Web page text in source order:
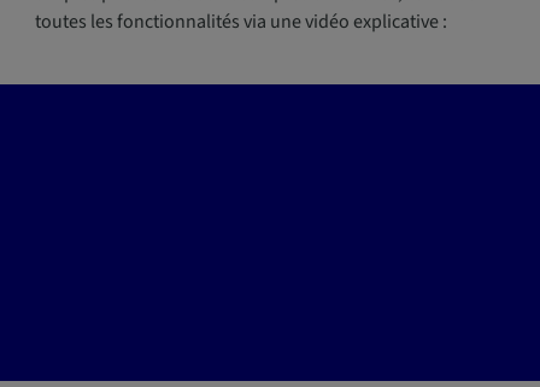
toutes les fonctionnalités via une vidéo explicative :